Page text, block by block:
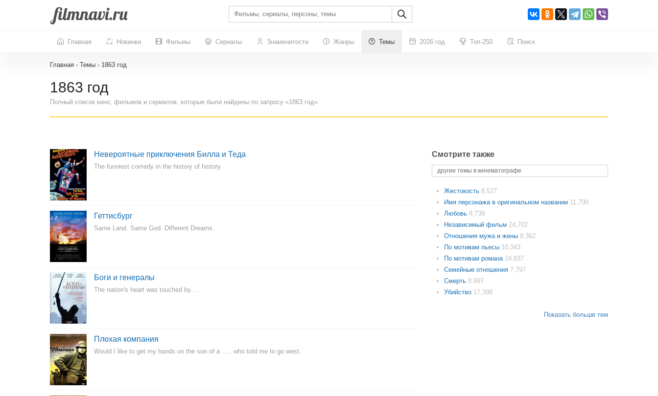
Главная Новинки Фильмы Сериалы Знаменитости Жанры Темы 2026 год Топ-250 Поиск
Главная › Темы › 1863 год
1863 год
Полный список кино, фильмов и сериалов, которые были найдены по запросу «1863 год»
Невероятные приключения Билла и Теда
The funniest comedy in the history of history
Геттисбург
Same Land. Same God. Different Dreams.
Боги и генералы
The nation's heart was touched by....
Плохая компания
Would I like to get my hands on the son of a ..... who told me to go west.
Смотрите также
другие темы в кинематографе
Жестокость 8,527
Имя персонажа в оригинальном названии 11,700
Любовь 8,739
Независимый фильм 24,702
Отношения мужа и жены 8,362
По мотивам пьесы 10,343
По мотивам романа 24,837
Семейные отношения 7,797
Смерть 8,997
Убийство 17,398
Показать больше тем